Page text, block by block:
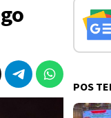
POS